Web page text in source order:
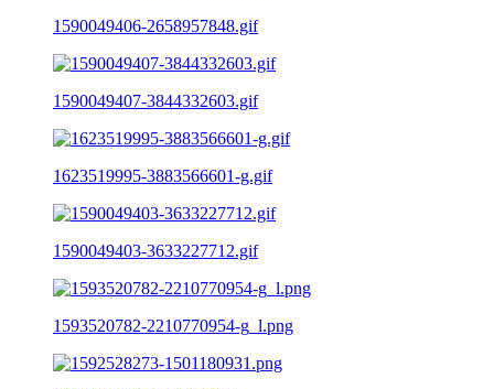
1590049406-2658957848.gif
1590049407-3844332603.gif
1623519995-3883566601-g.gif
1590049403-3633227712.gif
1593520782-2210770954-g_l.png